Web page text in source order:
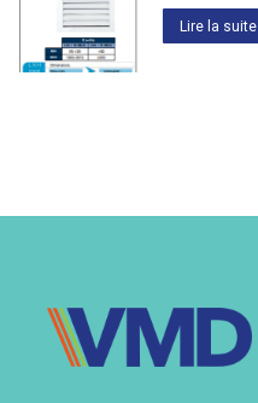
Lire la suite